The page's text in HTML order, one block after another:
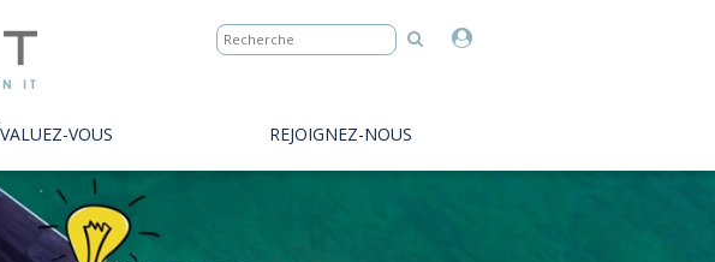
VOUS REJOIGNEZ-NOUS